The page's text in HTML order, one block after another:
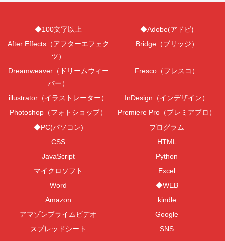
◆100文字以上
◆Adobe(アドビ)
After Effects（アフターエフェク
ツ）
Bridge（ブリッジ）
Dreamweaver（ドリームウィー
バー）
Fresco（フレスコ）
illustrator（イラストレーター）
InDesign（インデザイン）
Photoshop（フォトショップ）
Premiere Pro（プレミアプロ）
◆PC(パソコン)
プログラム
CSS
HTML
JavaScript
Python
マイクロソフト
Excel
Word
◆WEB
Amazon
kindle
アマゾンプライムビデオ
Google
スプレッドシート
SNS